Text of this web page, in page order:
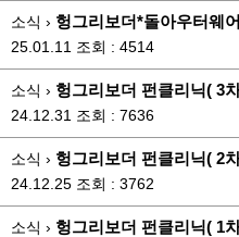
소식 › 헝그리보더*돌아우터웨
25.01.11 조회 : 4514
소식 › 헝그리보더 펀클리닉( 3
24.12.31 조회 : 7636
소식 › 헝그리보더 펀클리닉( 2
24.12.25 조회 : 3762
소식 › 헝그리보더 펀클리닉( 1